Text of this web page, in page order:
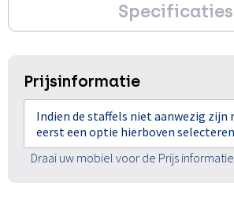
Specificaties
Prijsinformatie
Indien de staffels niet aanwezig zijn
eerst een optie hierboven selecteren
Draai uw mobiel voor de Prijs informatie